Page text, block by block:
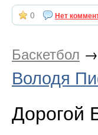
0 Нет
Баскетбол →
Володя
Дорогой